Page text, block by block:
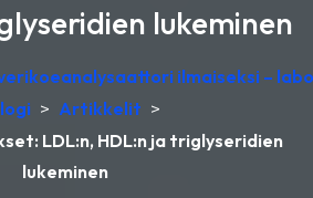
lukeminen
ilmaiseksi –
> Artikkelit >
LDL:n, HDL:n ja triglyseridien
lukeminen